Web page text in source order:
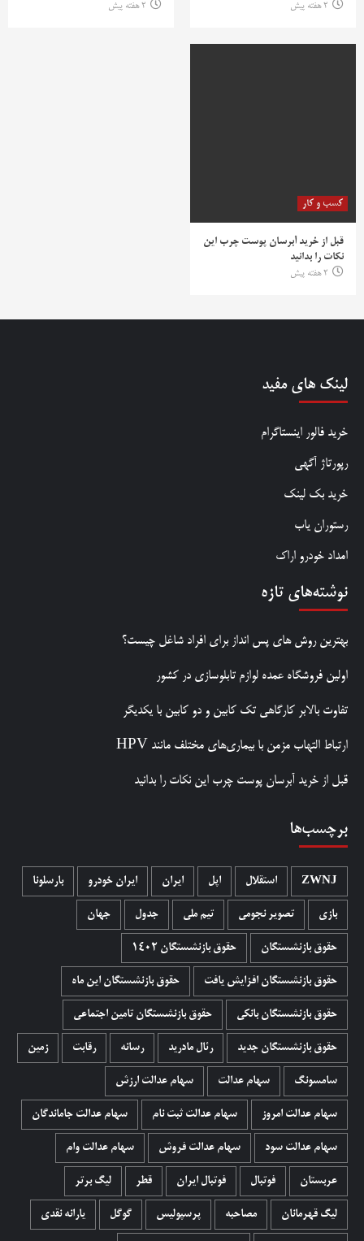
2 هفته پیش
2 هفته پیش
کسب و کار
قبل از خرید آبرسان پوست چرب این
نکات را بدانید
2 هفته پیش
لینک های مفید
خرید فالور اینستاگرام
رپورتاژ آگهی
خرید بک لینک
رستوران یاب
امداد خودرو اراک
نوشته‌های تازه
بهترین روش‌ های پس‌ انداز برای افراد شاغل چیست؟
اولین فروشگاه عمده لوازم تابلوسازی در کشور
تفاوت بالابر کارگاهی تک کابین و دو کابین با یکدیگر
ارتباط التهاب مزمن با بیماری‌های مختلف مانند HPV
قبل از خرید آبرسان پوست چرب این نکات را بدانید
برچسب‌ها
ZWNJ استقلال اپل ایران ایران خودرو بارسلونا
بازی تصویر نجومی تیم ملی جدول جهان
حقوق بازنشستگان حقوق بازنشستگان 1402
حقوق بازنشستگان افزایش یافت حقوق بازنشستگان این ماه
حقوق بازنشستگان بانکی حقوق بازنشستگان تامین اجتماعی
حقوق بازنشستگان جدید رئال مادرید رسانه رقابت زمین
سامسونگ سهام عدالت سهام عدالت ارزش
سهام عدالت امروز سهام عدالت ثبت نام سهام عدالت جاماندگان
سهام عدالت سود سهام عدالت فروش سهام عدالت وام
عربستان فوتبال فوتبال ایران قطر لیگ برتر
لیگ قهرمانان مصاحبه پرسپولیس گوگل یارانه نقدی